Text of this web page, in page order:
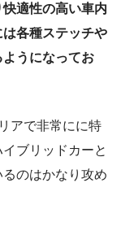
適性の高い車内
各種ステッチや
うになってお
アで非常にに特
ブリッドカーと
のはかなり攻め